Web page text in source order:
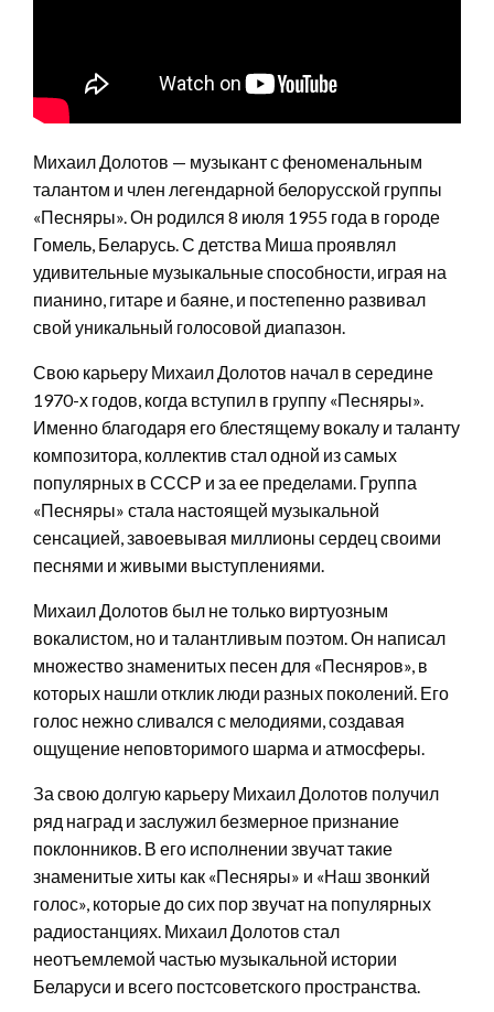
Михаил Долотов — музыкант с феноменальным
талантом и член легендарной белорусской группы
«Песняры». Он родился 8 июля 1955 года в городе
Гомель, Беларусь. С детства Миша проявлял
удивительные музыкальные способности, играя на
пианино, гитаре и баяне, и постепенно развивал
свой уникальный голосовой диапазон.
Свою карьеру Михаил Долотов начал в середине
1970-х годов, когда вступил в группу «Песняры».
Именно благодаря его блестящему вокалу и таланту
композитора, коллектив стал одной из самых
популярных в СССР и за ее пределами. Группа
«Песняры» стала настоящей музыкальной
сенсацией, завоевывая миллионы сердец своими
песнями и живыми выступлениями.
Михаил Долотов был не только виртуозным
вокалистом, но и талантливым поэтом. Он написал
множество знаменитых песен для «Песняров», в
которых нашли отклик люди разных поколений. Его
голос нежно сливался с мелодиями, создавая
ощущение неповторимого шарма и атмосферы.
За свою долгую карьеру Михаил Долотов получил
ряд наград и заслужил безмерное признание
поклонников. В его исполнении звучат такие
знаменитые хиты как «Песняры» и «Наш звонкий
голос», которые до сих пор звучат на популярных
радиостанциях. Михаил Долотов стал
неотъемлемой частью музыкальной истории
Беларуси и всего постсоветского пространства.